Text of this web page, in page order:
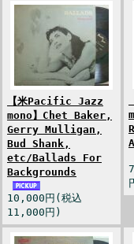
【米Pacific Jazz
mono】Chet Baker,
Gerry Mulligan,
Bud Shank,
etc/Ballads For
Backgrounds
10,000円(税込
11,000円)